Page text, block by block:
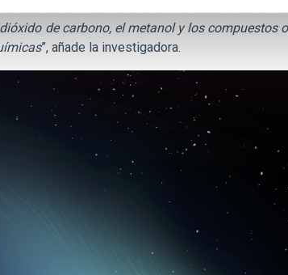
de la notable diversidad observada en
de carbono, el metanol y los
”, añade la investigadora.